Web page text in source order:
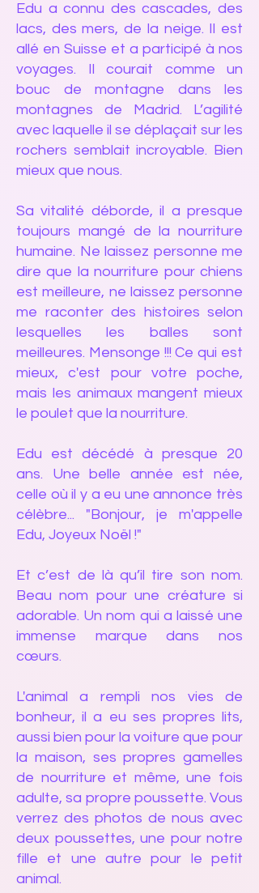
Edu a connu des cascades, des
lacs, des mers, de la neige. Il est
allé en Suisse et a participé à nos
voyages. Il courait comme un
bouc de montagne dans les
montagnes de Madrid. L’agilité
avec laquelle il se déplaçait sur les
rochers semblait incroyable. Bien
mieux que nous.
Sa vitalité déborde, il a presque
toujours mangé de la nourriture
humaine. Ne laissez personne me
dire que la nourriture pour chiens
est meilleure, ne laissez personne
me raconter des histoires selon
lesquelles les balles sont
meilleures. Mensonge !!! Ce qui est
mieux, c'est pour votre poche,
mais les animaux mangent mieux
le poulet que la nourriture.
Edu est décédé à presque 20
ans. Une belle année est née,
celle où il y a eu une annonce très
célèbre... "Bonjour, je m'appelle
Edu, Joyeux Noël !"
Et c’est de là qu’il tire son nom.
Beau nom pour une créature si
adorable. Un nom qui a laissé une
immense marque dans nos
cœurs.
L'animal a rempli nos vies de
bonheur, il a eu ses propres lits,
aussi bien pour la voiture que pour
la maison, ses propres gamelles
de nourriture et même, une fois
adulte, sa propre poussette. Vous
verrez des photos de nous avec
deux poussettes, une pour notre
fille et une autre pour le petit
animal.